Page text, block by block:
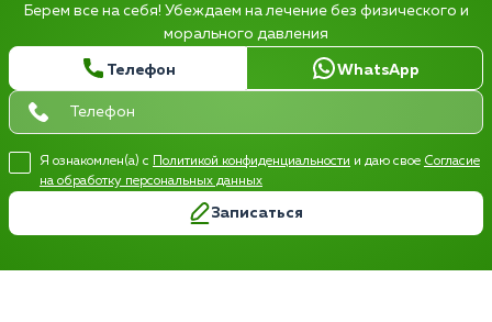
Берем все на себя! Убеждаем на лечение без физического и
морального давления
Телефон WhatsApp
Я ознакомлен(а) с Политикой конфиденциальности и даю свое Согласие
на обработку персональных данных
Записаться